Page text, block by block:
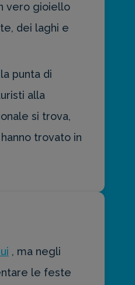
vero gioiello
dei laghi e
punta di
alla
si trova,
trovato in
, ma negli
le feste